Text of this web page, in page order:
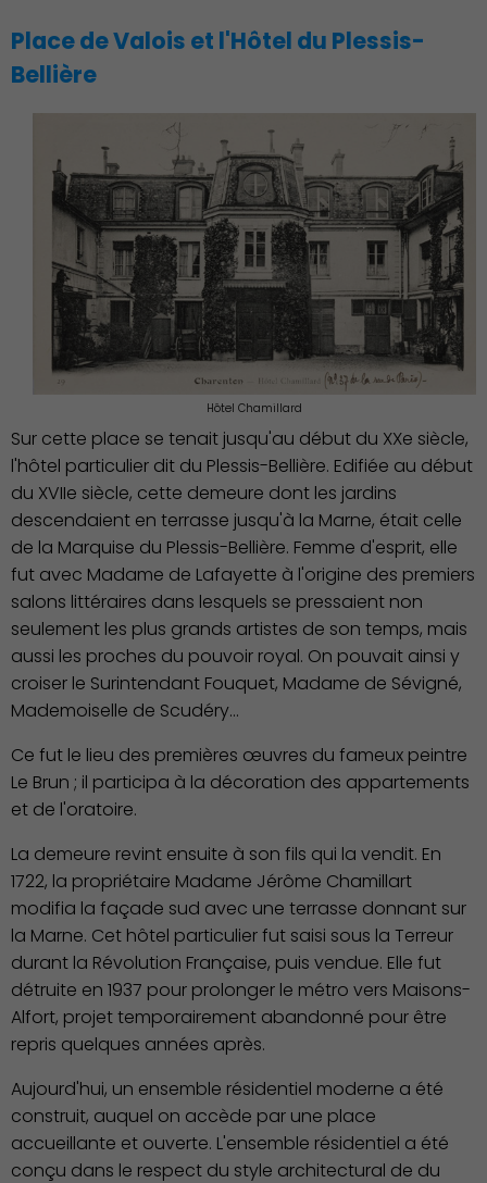
Famille
Place de Valois et l'Hôtel du Plessis-
Bellière
Hôtel Chamillard
Sur cette place se tenait jusqu'au début du XXe siècle,
l'hôtel particulier dit du Plessis-Bellière. Edifiée au début
du XVIIe siècle, cette demeure dont les jardins
descendaient en terrasse jusqu'à la Marne, était celle
de la Marquise du Plessis-Bellière. Femme d'esprit, elle
fut avec Madame de Lafayette à l'origine des premiers
salons littéraires dans lesquels se pressaient non
seulement les plus grands artistes de son temps, mais
aussi les proches du pouvoir royal. On pouvait ainsi y
croiser le Surintendant Fouquet, Madame de Sévigné,
Mademoiselle de Scudéry…
Ce fut le lieu des premières œuvres du fameux peintre
Le Brun ; il participa à la décoration des appartements
et de l'oratoire.
La demeure revint ensuite à son fils qui la vendit. En
1722, la propriétaire Madame Jérôme Chamillart
modifia la façade sud avec une terrasse donnant sur
la Marne. Cet hôtel particulier fut saisi sous la Terreur
durant la Révolution Française, puis vendue. Elle fut
détruite en 1937 pour prolonger le métro vers Maisons-
Alfort, projet temporairement abandonné pour être
repris quelques années après.
Aujourd'hui, un ensemble résidentiel moderne a été
construit, auquel on accède par une place
accueillante et ouverte. L'ensemble résidentiel a été
conçu dans le respect du style architectural de du